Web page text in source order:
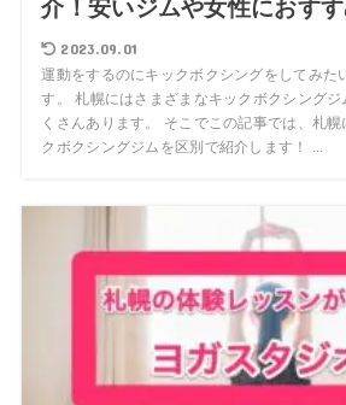
介！安いジムや女性におすす
2023.09.01
運動をするのにキックボクシングをしてみた
す。 札幌にはさまざまなキックボクシング
くさんあります。 そこでこの記事では、札
クボクシングジムを区別で紹介します！ ...